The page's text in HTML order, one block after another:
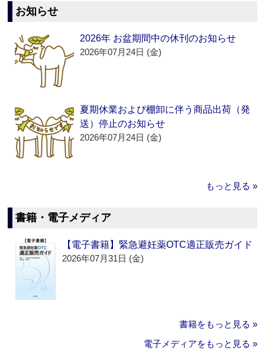
お知らせ
2026年 お盆期間中の休刊のお知らせ
2026年07月24日 (金)
夏期休業および棚卸に伴う商品出荷（発
送）停止のお知らせ
2026年07月24日 (金)
もっと見る »
書籍・電子メディア
【電子書籍】緊急避妊薬OTC適正販売ガイド
2026年07月31日 (金)
書籍をもっと見る »
電子メディアをもっと見る »